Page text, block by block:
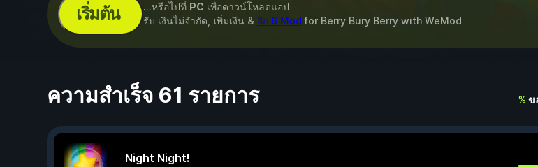
เริ่มต้น ...หรือไปที่ PC เพื่อดาวน์โหลดแอป
รับ เงินไม่จำกัด, เพิ่มเงิน & อีก 6 Mod for Berry Bury Berrywith WeMod
ความสำเร็จ 61 รายการ % ข
Night Night!